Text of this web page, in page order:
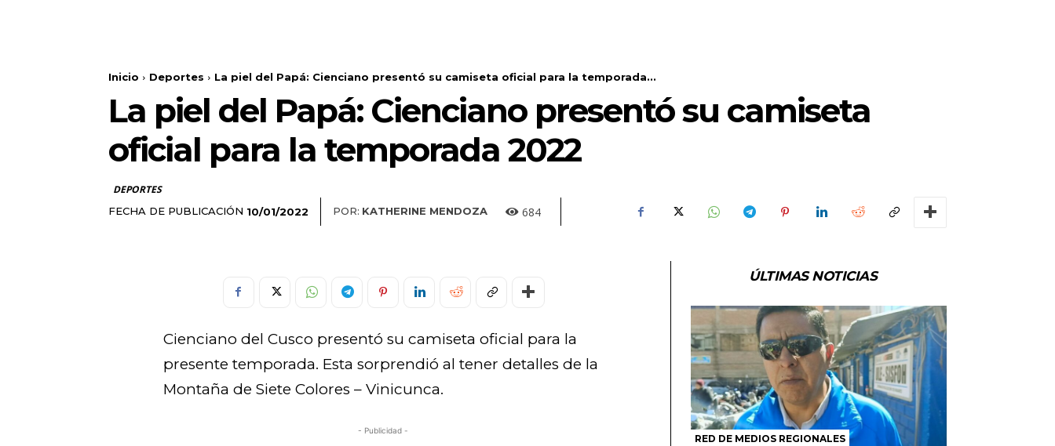
Inicio Deportes La piel del Papá: Cienciano presentó su camiseta oficial para la temporada...
La piel del Papá: Cienciano presentó su camiseta
oficial para la temporada 2022
DEPORTES
FECHA DE PUBLICACIÓN 10/01/2022 POR: KATHERINE MENDOZA 684
Cienciano del Cusco presentó su camiseta oficial para la
presente temporada. Esta sorprendió al tener detalles de la
Montaña de Siete Colores – Vinicunca.
- Publicidad -
ÚLTIMAS NOTICIAS
RED DE MEDIOS REGIONALES